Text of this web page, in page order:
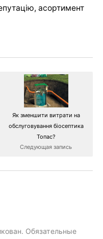
асортимент
Як зменшити витрати на
обслуговування біосептика
Топас?
Следующая запись
Обязательные